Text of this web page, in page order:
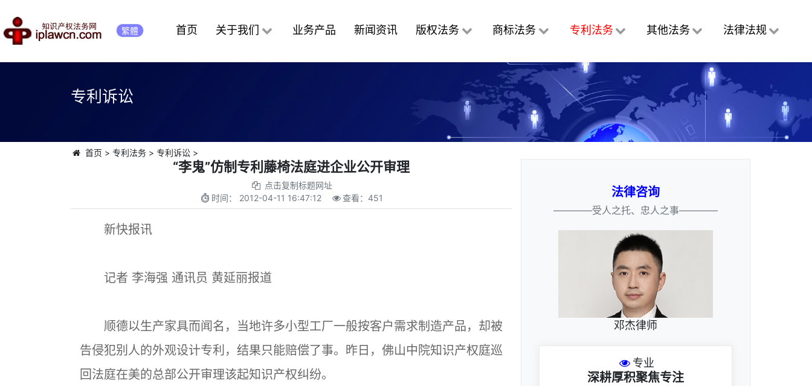
繁體 首页 关于我们 业务产品 新闻资讯 版权法务 商标法务 专利法务 其他法务 法律法规
专利诉讼
首页 > 专利法务> 专利诉讼>
“李鬼”仿制专利藤椅法庭进企业公开审理
点击复制标题网址
时间： 2012-04-11 16:47:12 查看：451
新快报讯
记者 李海强 通讯员 黄延丽报道
顺德以生产家具而闻名，当地许多小型工厂一般按客户需求制造产品，却被
告侵犯别人的外观设计专利，结果只能赔偿了事。昨日，佛山中院知识产权庭巡
回法庭在美的总部公开审理该起知识产权纠纷。
法律咨询
————受人之托、忠人之事————
邓杰律师
专业
深耕厚积聚焦专注